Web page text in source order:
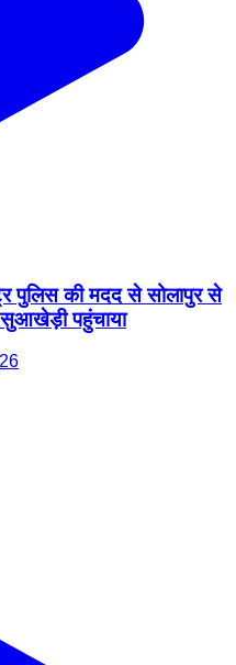
पुलिस की मदद से सोलापुर से
पहुंचाया